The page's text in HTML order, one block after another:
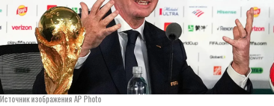
Источник изображения AP Photo